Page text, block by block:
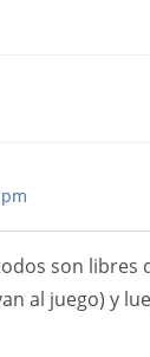
son
al juego) y